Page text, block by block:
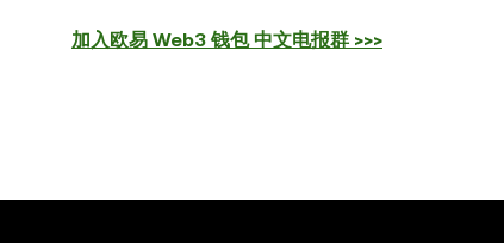
加入欧易 Web3 钱包 中文电报群 >>>